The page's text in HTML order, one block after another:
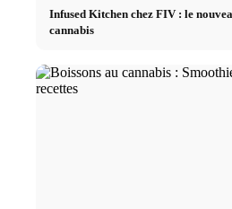
Infused Kitchen chez FIV : le
cannabis